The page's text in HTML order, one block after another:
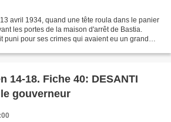
13 avril 1934, quand une tête roula dans le panier
les portes de la maison d'arrêt de Bastia.
puni pour ses crimes qui avaient eu un grand
14-18. Fiche 40: DESANTI
gouverneur